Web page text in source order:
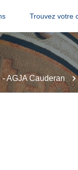
Trouvez votre
AGJA Cauderan